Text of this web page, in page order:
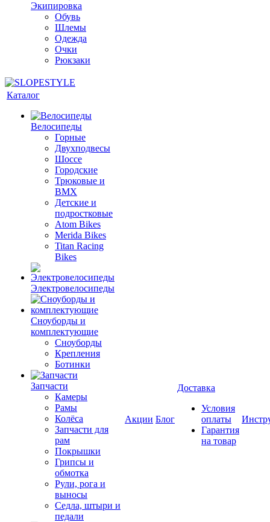
Экипировка
Обувь
Шлемы
Одежда
Очки
Рюкзаки
Каталог
Велосипеды
Горные
Двухподвесы
Шоссе
Городские
Трюковые и
BMX
Детские и
подростковые
Atom Bikes
Merida Bikes
Titan Racing
Bikes
Электровелосипеды
Cноуборды и
комплектующие
Сноуборды
Крепления
Ботинки
Запчасти
Камеры
Рамы
Колёса
Запчасти для
рам
Покрышки
Грипсы и
обмотка
Рули, рога и
выносы
Седла, штыри и
педали
Акции Блог
Доставка
Условия
оплаты
Гарантия
на товар